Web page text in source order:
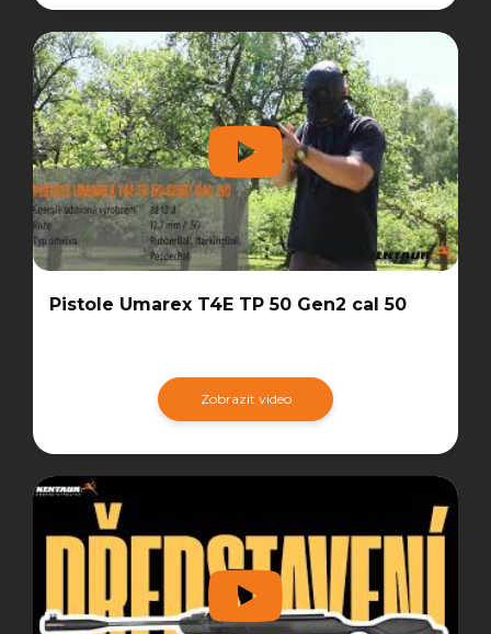
Pistole Umarex T4E TP 50 Gen2 cal 50
Zobrazit video